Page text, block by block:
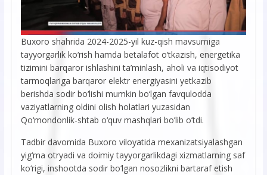
Buxoro shahrida 2024-2025-yil kuz-qish mavsumiga
tayyorgarlik ko‘rish hamda betalafot o‘tkazish, energetika
tizimini barqaror ishlashini ta’minlash, aholi va iqtisodiyot
tarmoqlariga barqaror elektr energiyasini yetkazib
berishda sodir bo‘lishi mumkin bo‘lgan favqulodda
vaziyatlarning oldini olish holatlari yuzasidan
Qo‘mondonlik-shtab o‘quv mashqlari bo’lib o’tdi.
Tadbir davomida Buxoro viloyatida mexanizatsiyalashgan
yig‘ma otryadi va doimiy tayyorgarlikdagi xizmatlarning saf
ko‘rigi, inshootda sodir bo‘lgan nosozlikni bartaraf etish